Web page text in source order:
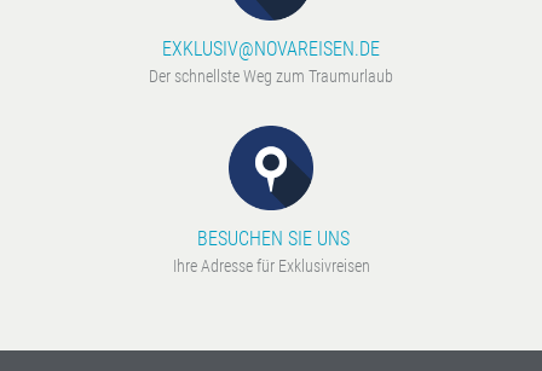
EXKLUSIV@NOVAREISEN.DE
Der schnellste Weg zum Traumurlaub
BESUCHEN SIE UNS
Ihre Adresse für Exklusivreisen